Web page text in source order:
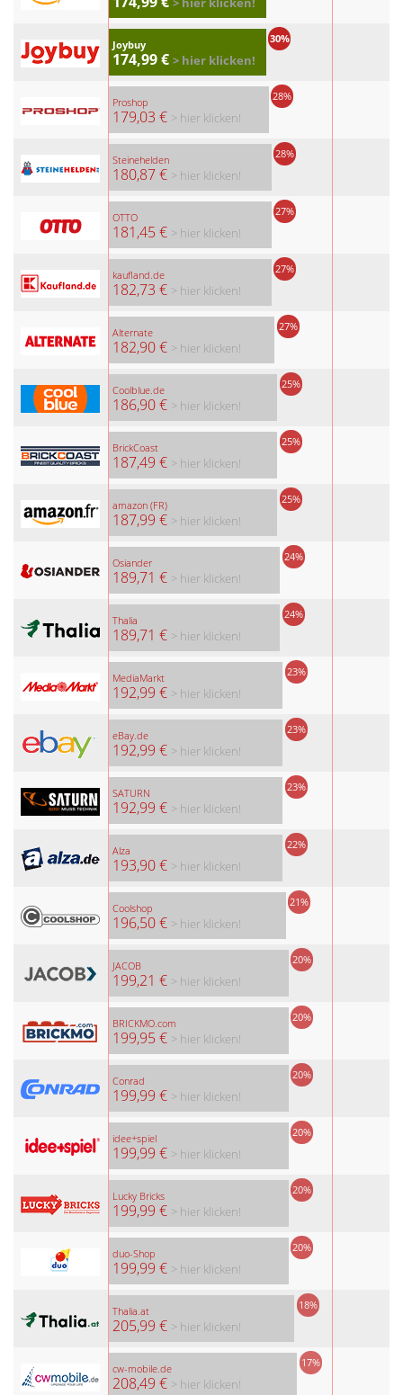
Joybuy
174,99 €
30%
> hier klicken!
Proshop
179,03 €
28%
> hier klicken!
Steinehelden
180,87 €
28%
> hier klicken!
OTTO
181,45 €
27%
> hier klicken!
kaufland.de
182,73 €
27%
> hier klicken!
Alternate
182,90 €
27%
> hier klicken!
Coolblue.de
186,90 €
25%
> hier klicken!
BrickCoast
187,49 €
25%
> hier klicken!
amazon (FR)
187,99 €
25%
> hier klicken!
Osiander
189,71 €
24%
> hier klicken!
Thalia
189,71 €
24%
> hier klicken!
MediaMarkt
192,99 €
23%
> hier klicken!
eBay.de
192,99 €
23%
> hier klicken!
SATURN
192,99 €
23%
> hier klicken!
Alza
193,90 €
22%
> hier klicken!
Coolshop
196,50 €
21%
> hier klicken!
JACOB
199,21 €
20%
> hier klicken!
BRICKMO.com
199,95 €
20%
> hier klicken!
Conrad
199,99 €
20%
> hier klicken!
idee+spiel
199,99 €
20%
> hier klicken!
Lucky Bricks
199,99 €
20%
> hier klicken!
duo-Shop
199,99 €
20%
> hier klicken!
Thalia.at
205,99 €
18%
> hier klicken!
cw-mobile.de
208,49 €
17%
> hier klicken!